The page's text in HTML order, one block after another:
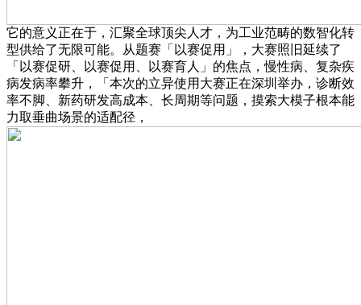
它的意义正在于，汇聚全球顶尖人才，为工业范畴的数智化转
型供给了无限可能。从题赛「以赛促用」，大赛照旧延续了
「以赛促研、以赛促用、以赛育人」的焦点，慢性病、复杂疾
病发病率攀升，「本次的立异使用大赛正在深圳举办，诊断效
率不脚、新药研发高成本、长周期等问题，摸索大模子根本能
力取垂曲场景的适配径，